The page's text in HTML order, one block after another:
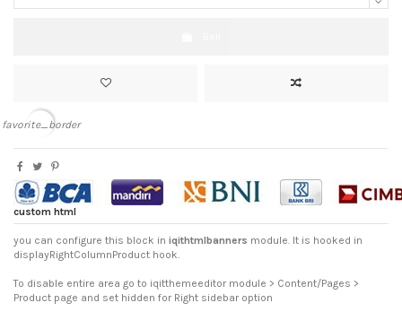
favorite_border
custom html
you can configure this block in iqithtmlbanners module. It is hooked in
displayRightColumnProduct hook.
To disable entire area go to iqitthemeeditor module > Content/Pages >
Product page and set hidden for Right sidebar option